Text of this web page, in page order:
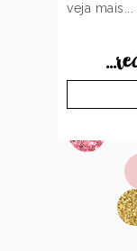
veja mais...